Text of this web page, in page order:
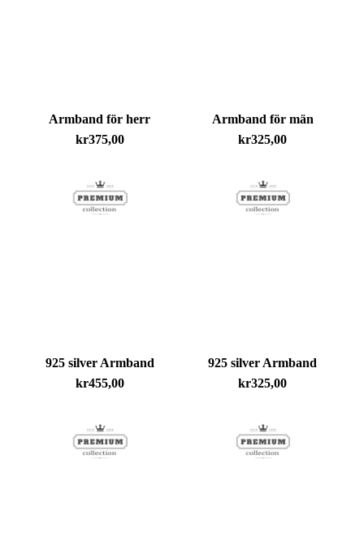
Armband för herr
kr375,00
Armband för män
kr325,00
925 silver Armband
kr455,00
925 silver Armband
kr325,00